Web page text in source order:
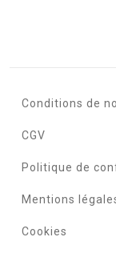
Conditions de
CGV
Politique de
Mentions
Cookies